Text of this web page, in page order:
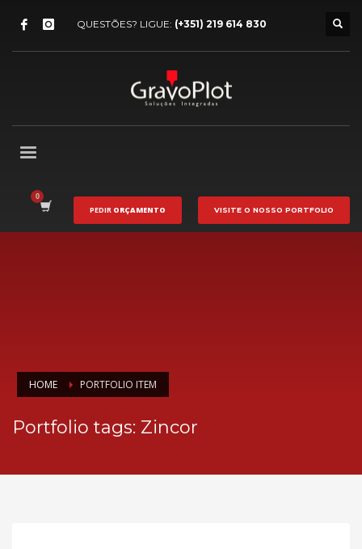
QUESTÕES? LIGUE: (+351) 219 614 830
PEDIR ORÇAMENTO VISITE O NOSSO PORTFOLIO
HOME PORTFOLIO ITEM
Portfolio tags: Zincor